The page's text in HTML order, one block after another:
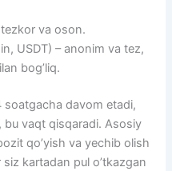
va oson.
USDT) – anonim va tez,
bog’liq.
davom etadi,
bu vaqt qisqaradi. Asosiy
qo’yish va yechib olish
kartadan pul o’tkazgan